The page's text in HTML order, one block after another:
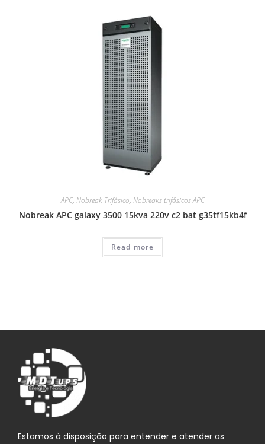
APC, Nobreak Trifásico, Nobreaks trifásicos APC
Nobreak APC galaxy 3500 15kva 220v c2 bat g35tf15kb4f
Read more
Estamos à disposição para entender e atender as